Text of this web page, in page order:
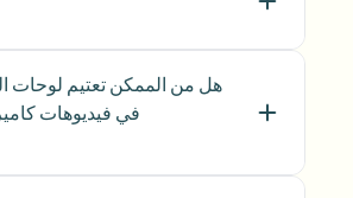
هل من الممكن تعتيم لوحات
في فيديوهات